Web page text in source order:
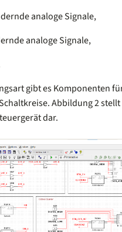
analoge Signale,
analoge Signale,
gibt es Komponenten
Abbildung 2
dar.